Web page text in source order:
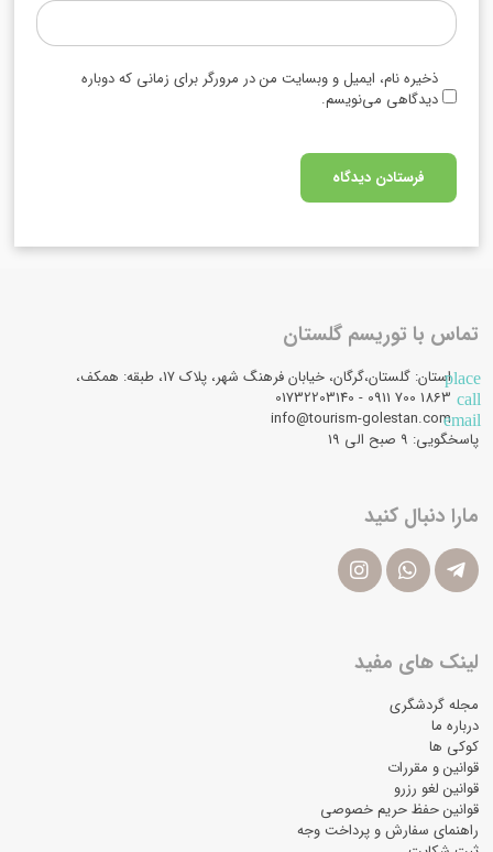
ذخیره نام، ایمیل و وبسایت من در مرورگر برای زمانی که دوباره
دیدگاهی می‌نویسم.
تماس با توریسم گلستان
placeاستان: گلستان،گرگان، خیابان فرهنگ شهر، پلاک 17، طبقه: همکف،
call
email
info@tourism-golestan.com
پاسخگویی: ۹ صبح الی 19
مارا دنبال کنید
لینک های مفید
مجله گردشگری
درباره ما
کوکی ها
قوانین و مقررات
قوانین لغو رزرو
قوانین حفظ حریم خصوصی
راهنمای سفارش و پرداخت وجه